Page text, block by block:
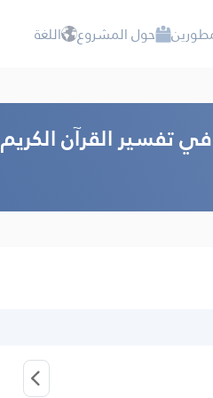
حول المشروع اللغة
في تفسير القرآن الكريم